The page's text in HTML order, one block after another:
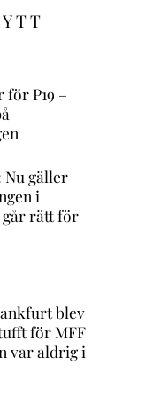
för P19 –
Nu gäller
i
går rätt för
blev
för MFF
var aldrig i